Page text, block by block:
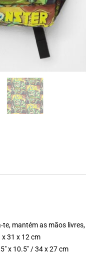
mantém as mãos
x 31 x 12 cm
x 10.5" / 34 x 27 cm